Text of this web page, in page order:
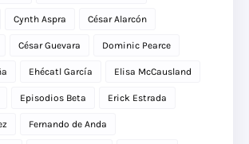
Cynth Aspra César Alarcón
César Guevara Dominic Pearce
Ehécatl García Elisa McCausland
Episodios Beta Erick Estrada
Fernando de Anda